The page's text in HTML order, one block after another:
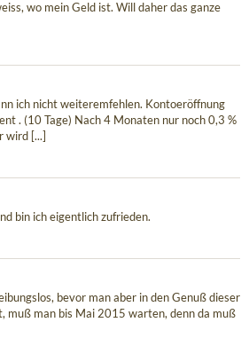
wo mein Geld ist. Will daher das ganze
ich nicht weiteremfehlen. Kontoeröffnung
. (10 Tage) Nach 4 Monaten nur noch 0,3 %
wird [...]
bin ich eigentlich zufrieden.
bevor man aber in den Genuß dieser
muß man bis Mai 2015 warten, denn da muß